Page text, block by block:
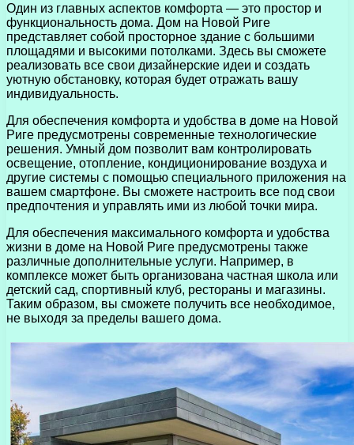
Один из главных аспектов комфорта — это простор и
функциональность дома. Дом на Новой Риге
представляет собой просторное здание с большими
площадями и высокими потолками. Здесь вы сможете
реализовать все свои дизайнерские идеи и создать
уютную обстановку, которая будет отражать вашу
индивидуальность.
Для обеспечения комфорта и удобства в доме на Новой
Риге предусмотрены современные технологические
решения. Умный дом позволит вам контролировать
освещение, отопление, кондиционирование воздуха и
другие системы с помощью специального приложения на
вашем смартфоне. Вы сможете настроить все под свои
предпочтения и управлять ими из любой точки мира.
Для обеспечения максимального комфорта и удобства
жизни в доме на Новой Риге предусмотрены также
различные дополнительные услуги. Например, в
комплексе может быть организована частная школа или
детский сад, спортивный клуб, рестораны и магазины.
Таким образом, вы сможете получить все необходимое,
не выходя за пределы вашего дома.